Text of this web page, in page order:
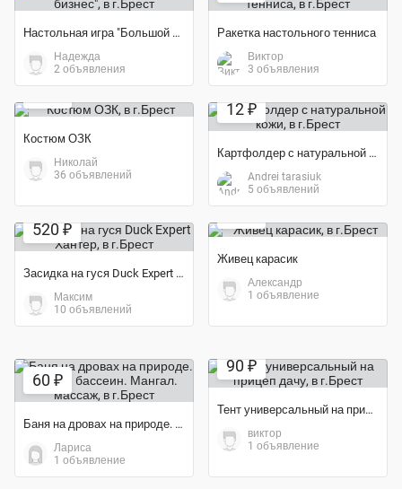
Настольная игра "Большой бизнес"
Надежда
2 объявления
Ракетка настольного тенниса
Виктор
3 объявления
Экономия 35%
Костюм ОЗК
Николай
36 объявлений
12 ₽
Картфолдер с натуральной кожи
Andrei tarasiuk
5 объявлений
520 ₽
Засидка на гуся Duck Expert Хантер
Максим
10 объявлений
Живец карасик
Александр
1 объявление
60 ₽
Баня на дровах на природе. Летний бассеин. Мангал. массаж
Лариса
1 объявление
90 ₽
Тент универсальный на прицеп дачу
виктор
1 объявление